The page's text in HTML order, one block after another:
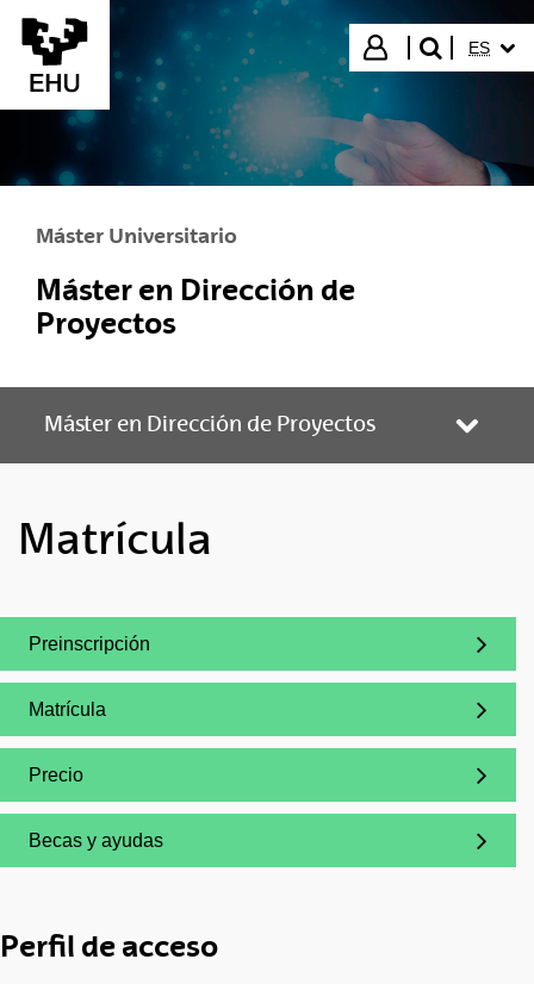
Saltar al contenido principal
Iniciar sesión
buscar"
ES
Máster Universitario
Máster en Dirección de
Proyectos
Máster en Dirección de Proyectos
Matrícula
(Abre una nueva ventana)
Preinscripción
(Abre una nueva ventana)
Matrícula
(Abre una nueva ventana)
Precio
(Abre una nueva ventana)
Becas y ayudas
Perfil de acceso